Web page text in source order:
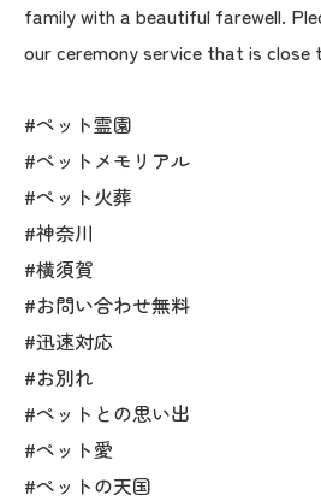
family with a beautiful farewell.
our ceremony service that is close
#ペット霊園
#ペットメモリアル
#ペット火葬
#神奈川
#横須賀
#お問い合わせ無料
#迅速対応
#お別れ
#ペットとの思い出
#ペット愛
#ペットの天国